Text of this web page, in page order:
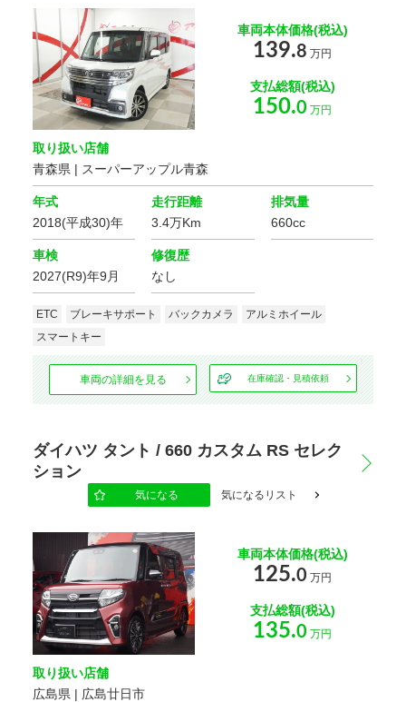
年式
車体の色
選択する
価格
排気量
地域
選択する
もっと詳しく
こだわりの条件
修復歴
該当車
この条件で検索する
車両本体価格(税込)
139.8 万円
支払総額(税込)
150.0 万円
取り扱い店舗
青森県 | スーパーアップル青森
年式
2018(平成30)年
走行距離
3.4万Km
排気量
660cc
車検
2027(R9)年9月
修復歴
なし
ETC ブレーキサポート バックカメラ
アルミホイール
スマートキー
車両の詳細を見る 在庫確認・見積依頼
ダイハツ タント / 660 カスタム RS セレク
ション
気になる 気になるリスト
車両本体価格(税込)
125.0 万円
支払総額(税込)
135.0 万円
取り扱い店舗
広島県 | 広島廿日市